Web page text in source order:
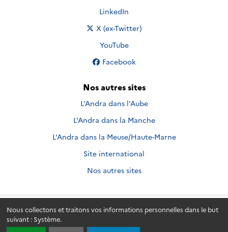
Nous collectons et traitons vos informations personnelles dans le but
suivant : Système.
Nous suivre sur
LinkedIn
Nous suivre sur
X (ex-Twitter)
Nous suivre sur
YouTube
Nous suivre sur
Facebook
Nos autres sites
L'Andra dans l'Aube
L'Andra dans la Manche
L'Andra dans la Meuse/Haute-Marne
Site international
Nos autres sites
Andra.fr © 2026 - Andra. Tous droits réservés.